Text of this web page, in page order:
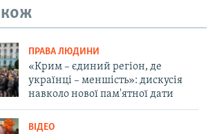
ПРАВА ЛЮДИНИ
«Крим – єдиний регіон, де
українці – меншість»: дискусія
навколо нової пам'ятної дати
ВІДЕО